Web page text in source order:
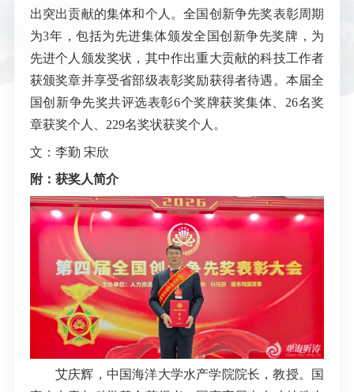
出突出贡献的集体和个人。全国创新争先奖表彰周期
为3年，包括为先进集体颁发全国创新争先奖牌，为
先进个人颁发奖状，其中作出重大贡献的科技工作者
获颁奖章并享受省部级表彰奖励获得者待遇。本届全
国创新争先奖共评选表彰6个奖牌获奖集体、26名奖
章获奖个人、229名奖状获奖个人。
文：李勤 宋欣
附：获奖人简介
艾庆辉，中国海洋大学水产学院院长，教授。国